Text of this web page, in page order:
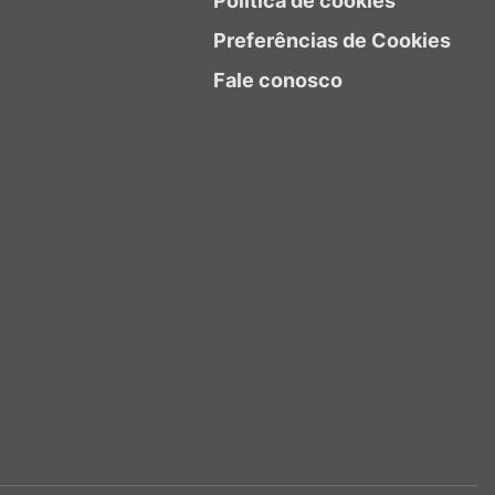
Preferências de Cookies
Fale conosco